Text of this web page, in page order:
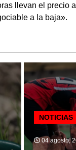
llevan el
a la baja».
NOTICIAS
04 agosto,